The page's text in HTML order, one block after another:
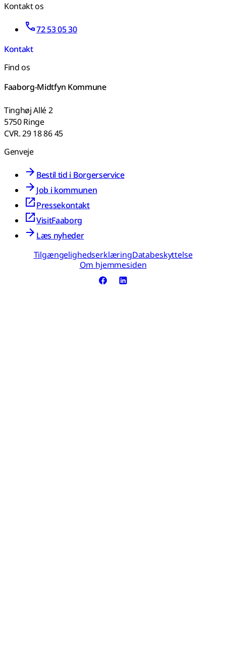
Kontakt os
72 53 05 30
Kontakt
Find os
Faaborg-Midtfyn Kommune
Tinghøj Allé 2
5750 Ringe
CVR. 29 18 86 45
Genveje
Bestil tid i Borgerservice
Job i kommunen
Pressekontakt
VisitFaaborg
Læs nyheder
TilgængelighedserklæringDatabeskyttelse
Om hjemmesiden